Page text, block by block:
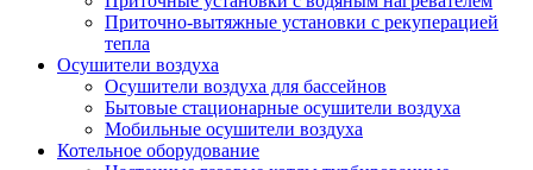
Приточно-вытяжные установки с рекуперацией
тепла
Осушители воздуха
Осушители воздуха для бассейнов
Бытовые стационарные осушители воздуха
Мобильные осушители воздуха
Котельное оборудование